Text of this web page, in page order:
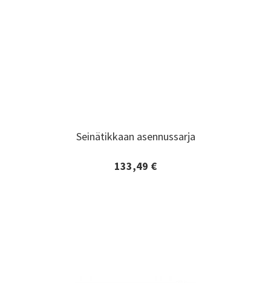
Seinätikkaan asennussarja
133,49 €
Seinätikkaan asennussarja
Lisätiedot ja tilaaminen